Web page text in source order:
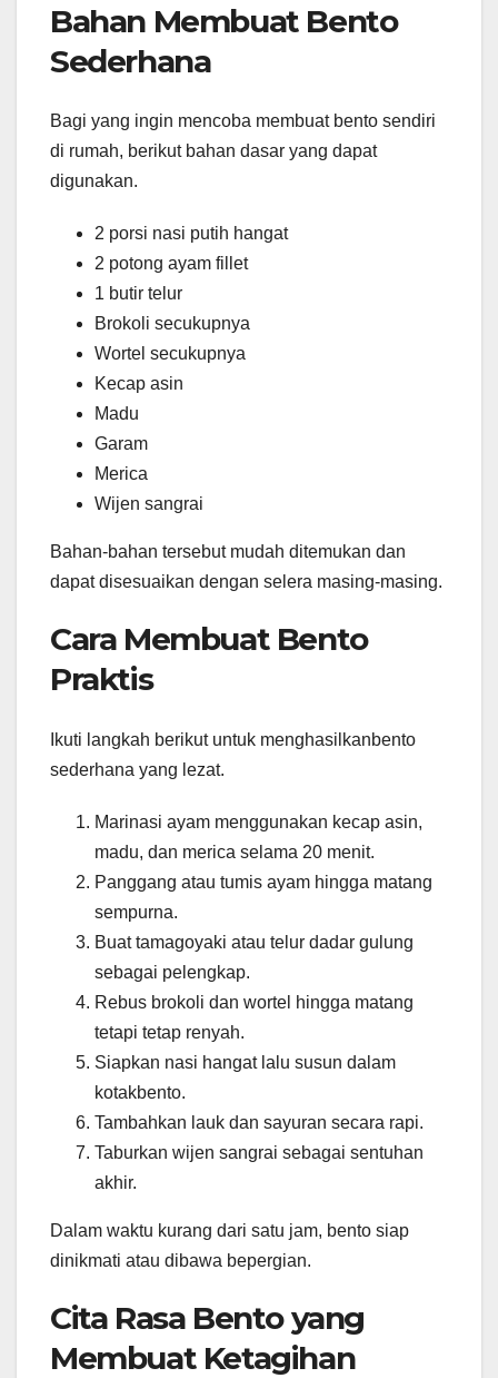
Bahan Membuat Bento
Sederhana
Bagi yang ingin mencoba membuat bento sendiri
di rumah, berikut bahan dasar yang dapat
digunakan.
2 porsi nasi putih hangat
2 potong ayam fillet
1 butir telur
Brokoli secukupnya
Wortel secukupnya
Kecap asin
Madu
Garam
Merica
Wijen sangrai
Bahan-bahan tersebut mudah ditemukan dan
dapat disesuaikan dengan selera masing-masing.
Cara Membuat Bento
Praktis
Ikuti langkah berikut untuk menghasilkanbento
sederhana yang lezat.
Marinasi ayam menggunakan kecap asin,
madu, dan merica selama 20 menit.
Panggang atau tumis ayam hingga matang
sempurna.
Buat tamagoyaki atau telur dadar gulung
sebagai pelengkap.
Rebus brokoli dan wortel hingga matang
tetapi tetap renyah.
Siapkan nasi hangat lalu susun dalam
kotakbento.
Tambahkan lauk dan sayuran secara rapi.
Taburkan wijen sangrai sebagai sentuhan
akhir.
Dalam waktu kurang dari satu jam, bento siap
dinikmati atau dibawa bepergian.
Cita Rasa Bento yang
Membuat Ketagihan